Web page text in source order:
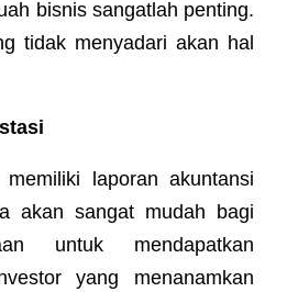
bisnis sangatlah penting.
tidak menyadari akan hal
laporan akuntansi
akan sangat mudah bagi
untuk mendapatkan
yang menanamkan